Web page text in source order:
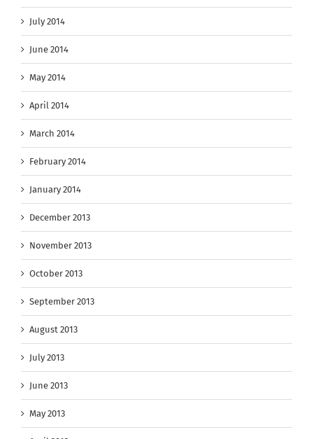
July 2014
June 2014
May 2014
April 2014
March 2014
February 2014
January 2014
December 2013
November 2013
October 2013
September 2013
August 2013
July 2013
June 2013
May 2013